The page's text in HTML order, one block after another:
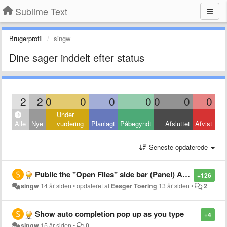
Sublime Text
Brugerprofil singw
Dine sager inddelt efter status
2 2 0 0 0 0 0 0 0
Alle Nye
Under
vurdering
Planlagt Påbegyndt Afsluttet Afvist
Seneste opdaterede
+126
Public the "Open Files" side bar (Panel) API, so plugins like function list side bar made possible
singw 14 år siden •opdateret af Eesger Toering 13 år siden • 2
+4
Show auto completion pop up as you type